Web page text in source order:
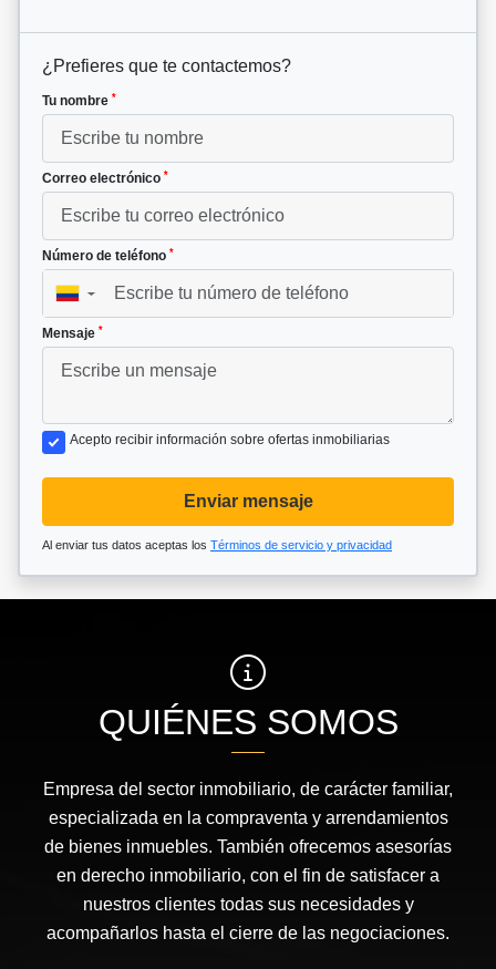
¿Prefieres que te contactemos?
Tu nombre *
Correo electrónico *
Número de teléfono *
▼
Mensaje *
Acepto recibir información sobre ofertas inmobiliarias
Enviar mensaje
Al enviar tus datos aceptas los Términos de servicio y privacidad
QUIÉNES SOMOS
Empresa del sector inmobiliario, de carácter familiar,
especializada en la compraventa y arrendamientos
de bienes inmuebles. También ofrecemos asesorías
en derecho inmobiliario, con el fin de satisfacer a
nuestros clientes todas sus necesidades y
acompañarlos hasta el cierre de las negociaciones.